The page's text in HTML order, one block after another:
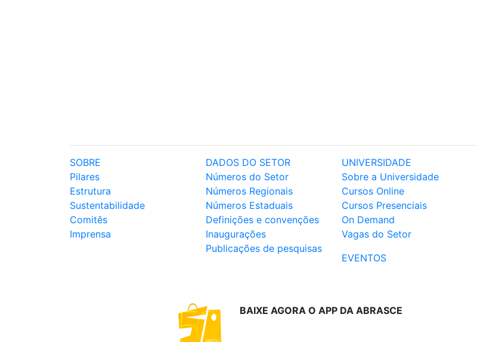
SOBRE
Pilares
Estrutura
Sustentabilidade
Comitês
Imprensa
DADOS DO SETOR
Números do Setor
Números Regionais
Números Estaduais
Definições e convenções
Inaugurações
Publicações de pesquisas
UNIVERSIDADE
Sobre a Universidade
Cursos Online
Cursos Presenciais
On Demand
Vagas do Setor
EVENTOS
BAIXE AGORA O APP DA ABRASCE